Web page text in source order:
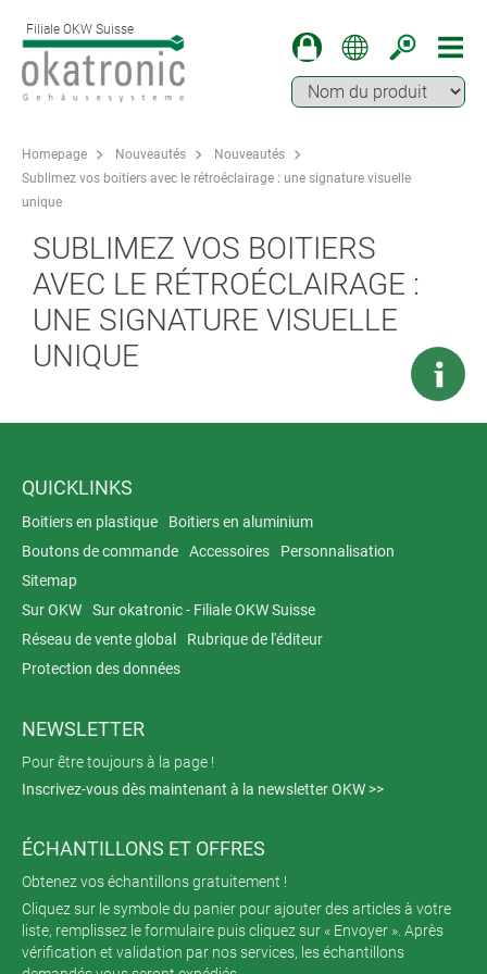
Filiale OKW Suisse
Homepage Nouveautés
Nouveautés
Sublimez vos boitiers avec le rétroéclairage : une signature visuelle
unique
SUBLIMEZ VOS BOITIERS
AVEC LE RÉTROÉCLAIRAGE :
UNE SIGNATURE VISUELLE
UNIQUE
QUICKLINKS
Boitiers en plastique
Boitiers en aluminium
Boutons de commande
Accessoires
Personnalisation
Sitemap
Sur OKW
Sur okatronic - Filiale OKW Suisse
Réseau de vente global
Rubrique de l'éditeur
Protection des données
NEWSLETTER
Pour être toujours à la page !
Inscrivez-vous dès maintenant à la newsletter OKW >>
ÉCHANTILLONS ET OFFRES
Obtenez vos échantillons gratuitement !
Cliquez sur le symbole du panier pour ajouter des articles à votre
liste, remplissez le formulaire puis cliquez sur « Envoyer ». Après
vérification et validation par nos services, les échantillons